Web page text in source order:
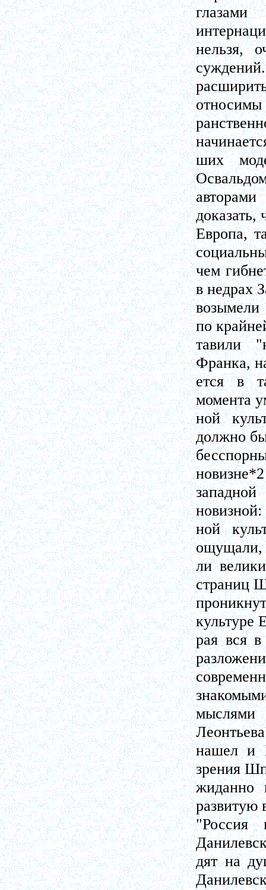
нельзя,
относимы
ших
доказать,
Европа,
чем
в недрах
по
тавили
Франка,
ется в
момента
ной
должно
новизной:
ной
ощущали,
ли
страниц
культуре
рая вся
мыслями
нашел и
зрения
жиданно
развитую
"Россия
дят на